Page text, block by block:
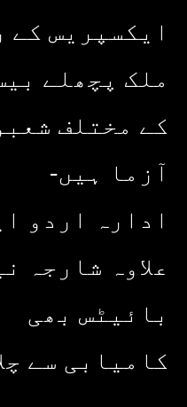
ایکسپریس کے
ملک پچھلے
کے مختلف
آزما ہیں-
ادارہ اردو
علاوہ شارجہ
بائیٹس بھی
کامیابی سے